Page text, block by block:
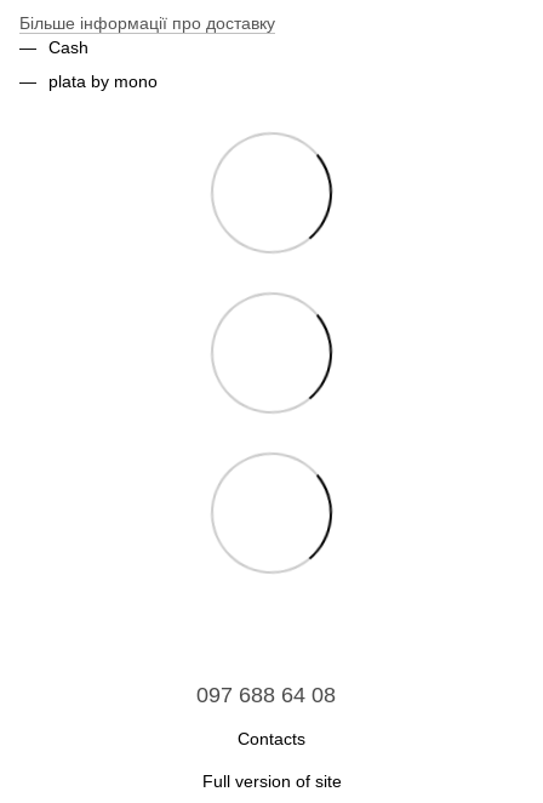
Більше інформації про доставку
Cash
plata by mono
097 688 64 08
Contacts
Full version of site